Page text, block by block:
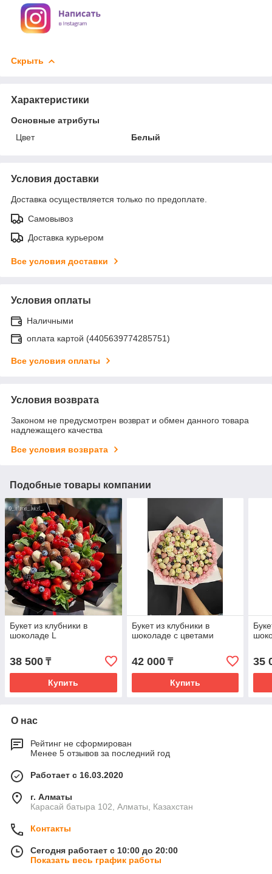
Скрыть
Характеристики
Основные атрибуты
Цвет
Белый
Условия доставки
Доставка осуществляется только по предоплате.
Самовывоз
Доставка курьером
Все условия доставки
Условия оплаты
Наличными
оплата картой (4405639774285751)
Все условия оплаты
Условия возврата
Законом не предусмотрен возврат и обмен данного товара
надлежащего качества
Все условия возврата
Подобные товары компании
Букет из клубники в
шоколаде L
38 500 ₸
Купить
Букет из клубники в
шоколаде с цветами
42 000₸
Купить
35
О нас
Рейтинг не сформирован
Менее 5 отзывов за последний год
Работает с 16.03.2020
г. Алматы
Карасай батыра 102, Алматы, Казахстан
Контакты
Сегодня работает с 10:00 до 20:00
Показать весь график работы